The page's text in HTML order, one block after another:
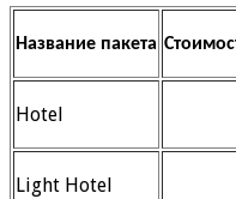
Название пакета
Hotel
Light Hotel